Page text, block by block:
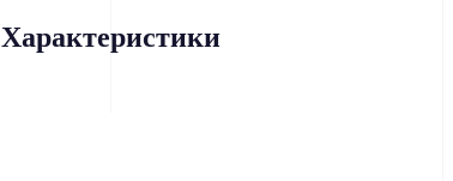
Характеристики